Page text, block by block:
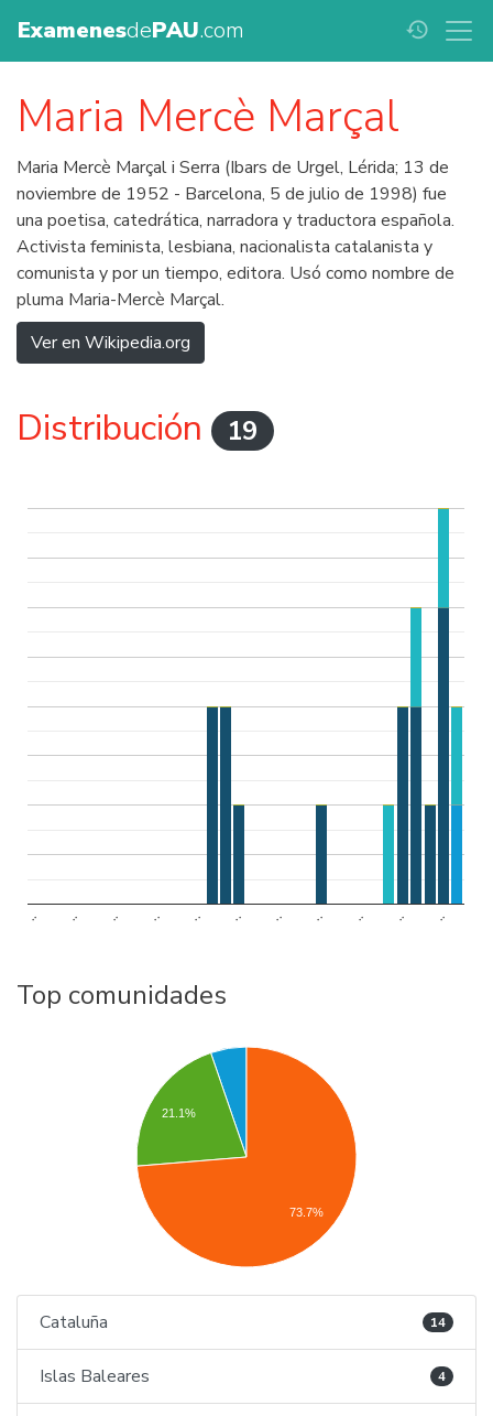
ExamenesdePAU.com history
Maria Mercè Marçal
Maria Mercè Marçal i Serra (Ibars de Urgel, Lérida; ​​13 de
noviembre de 1952 - Barcelona, ​​5 de julio de 1998) fue
una poetisa, catedrática, narradora y traductora española.
Activista feminista, lesbiana, nacionalista catalanista y
comunista y por un tiempo, editora. Usó como nombre de
pluma Maria-Mercè Marçal.
Ver en Wikipedia.org
Distribución 19
.. .. .. .. .. .. .. .. .. .. ..
Top comunidades
21.1%
73.7%
Cataluña 14
Islas Baleares 4